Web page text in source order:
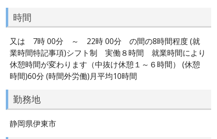
時間
又は 7時 00分 ～ 22時 00分 の間の8時間程度 (就
業時間特記事項)シフト制 実働８時間 就業時間により
休憩時間が変わります（中抜け休憩１～６時間） (休憩
時間)60分 (時間外労働)月平均10時間
勤務地
静岡県伊東市